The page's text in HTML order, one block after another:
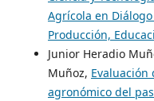
Agrícola en
Producción,
Junior Heradio
Muñoz,
agronómico del